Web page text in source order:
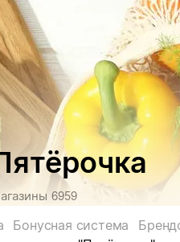
6959
Бонусная система